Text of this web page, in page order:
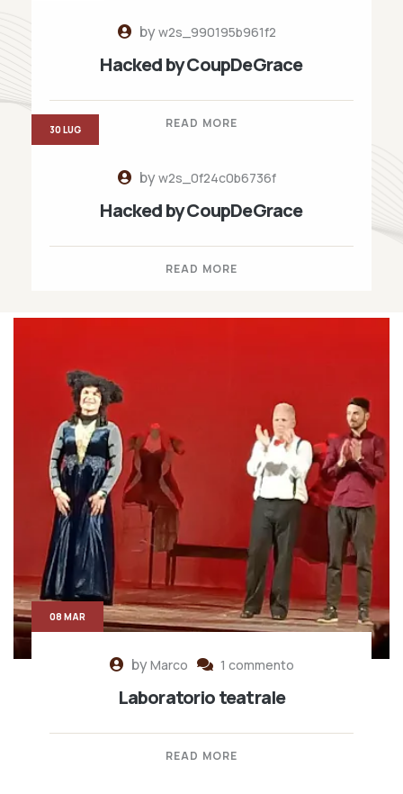
byw2s_990195b961f2
Hacked by CoupDeGrace
READ MORE
byw2s_0f24c0b6736f
Hacked by CoupDeGrace
READ MORE
30 LUG
byMarco 1 commento
Laboratorio teatrale
READ MORE
08 MAR